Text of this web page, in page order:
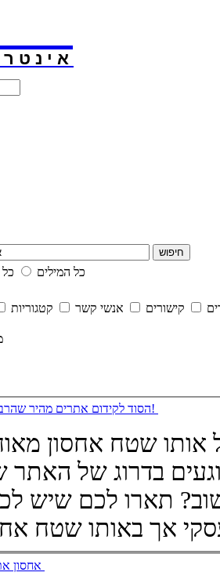
חיפוש
כל המילים
קישורים אנשי קשר קטגוריות
הסוד לקידום אתרים מהיר שהרבה אנשים לא מכירים!
בדרוג של האתר
איכותי כל כך חשוב? תארו